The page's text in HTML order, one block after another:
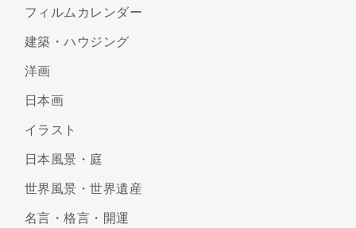
フィルムカレンダー
建築・ハウジング
洋画
日本画
イラスト
日本風景・庭
世界風景・世界遺産
名言・格言・開運